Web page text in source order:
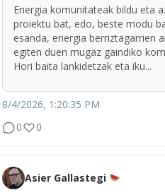
Energia komunitateak bildu eta
proiektu bat, edo, beste modu
esanda, energia berriztagarrien
egiten duen mugaz gaindiko
Hori baita lankidetzak eta iku...
8/4/2026, 1:20:35 PM
0
0
Asier Gallastegi